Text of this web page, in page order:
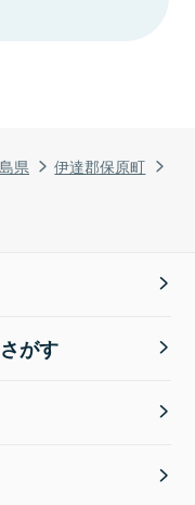
県
伊達郡保原町
がす